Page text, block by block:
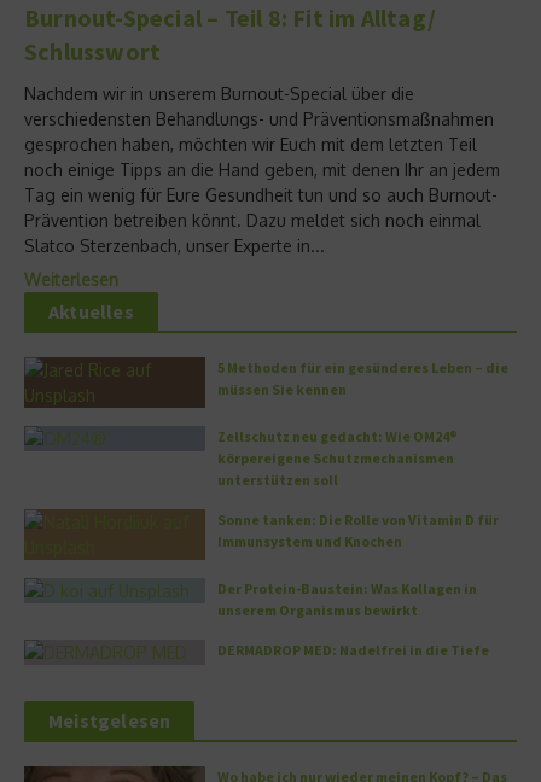
Burnout-Special – Teil 8: Fit im Alltag/
Schlusswort
Nachdem wir in unserem Burnout-Special über die
verschiedensten Behandlungs- und Präventionsmaßnahmen
gesprochen haben, möchten wir Euch mit dem letzten Teil
noch einige Tipps an die Hand geben, mit denen Ihr an jedem
Tag ein wenig für Eure Gesundheit tun und so auch Burnout-
Prävention betreiben könnt. Dazu meldet sich noch einmal
Slatco Sterzenbach, unser Experte in...
Weiterlesen
Aktuelles
5 Methoden für ein gesünderes Leben – die
müssen Sie kennen
Zellschutz neu gedacht: Wie OM24®
körpereigene Schutzmechanismen
unterstützen soll
Sonne tanken: Die Rolle von Vitamin D für
Immunsystem und Knochen
Der Protein-Baustein: Was Kollagen in
unserem Organismus bewirkt
DERMADROP MED: Nadelfrei in die Tiefe
Meistgelesen
Wo habe ich nur wieder meinen Kopf? – Das